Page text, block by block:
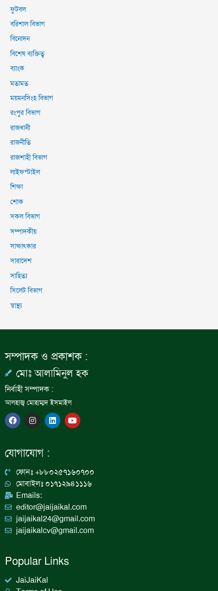
ফুটবল
বরিশাল বিভাগ
বিনোদন
বিশেষ ব্যক্তিত্ব
ব্যাংক
মতামত
ময়মনসিংহ বিভাগ
রংপুর বিভাগ
রাজধানী
রাজনীতি
রাজশাহী বিভাগ
লাইফস্টাইল
শিক্ষা
শোক
সকল বিভাগ
সম্পাদকীয়
সাক্ষাৎকার
সারাদেশ
সাহিত্য
সিলেট বিভাগ
স্বাস্থ্য
সম্পাদক ও প্রকাশক :
মোঃ আলামিনুল হক
নির্বাহী সম্পাদক :
আলহাজ্ব মোহাম্মদ ইসমাইল
F
a
c
b
o
I
n
s
a
g
a
m
L
i
n
n
Y
o
u
যোগাযোগ :
ফোনঃ +৮৮০২৫৭১৬০৭০০
মোবাইলঃ ০১৭১২৯৪১১১৬
Emails:
editor@jaijaikal.com
jaijaikal24@gmail.com
jaijaikalcv@gmail.com
Popular Links
JaiJaiKal